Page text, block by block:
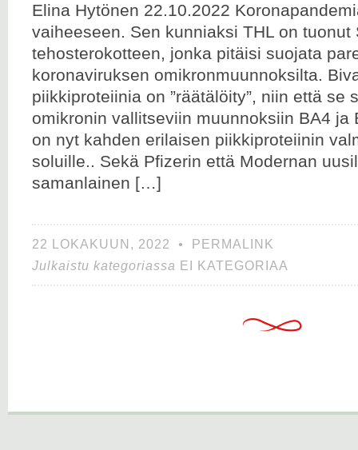
Elina Hytönen 22.10.2022
vaiheeseen. Sen kunniaksi THL on tuonut
tehosterokotteen, jonka pitäisi suojata
koronaviruksen omikronmuunnoksilta.
piikkiproteiinia on ”räätälöity”, niin että se
omikronin vallitseviin muunnoksiin BA4 ja
on nyt kahden erilaisen piikkiproteiinin
soluille.. Sekä Pfizerin että Modernan
samanlainen […]
22 LOKAKUUN, 2022 •
PERMALINK
Julkaistu kategoriassa EI KATEGORIAA